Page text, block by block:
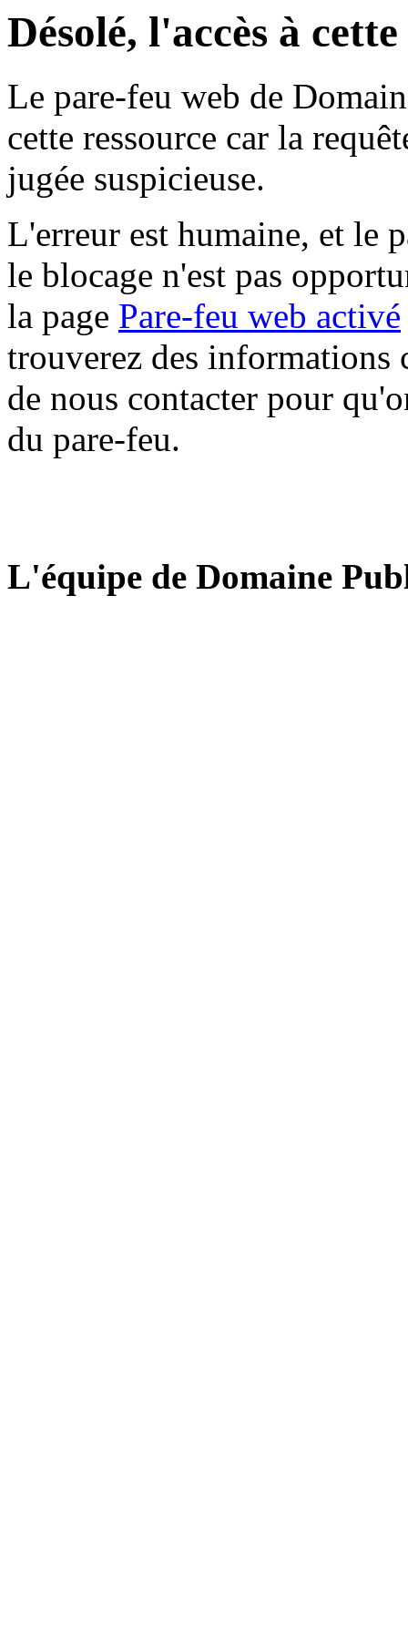
Désolé, l'accès à
Le pare-feu web de
cette ressource car la
jugée suspicieuse.
L'erreur est humaine, et le
le blocage n'est pas
la page Pare-feu web activé
trouverez des informations
de nous contacter pour
du pare-feu.
L'équipe de Domaine